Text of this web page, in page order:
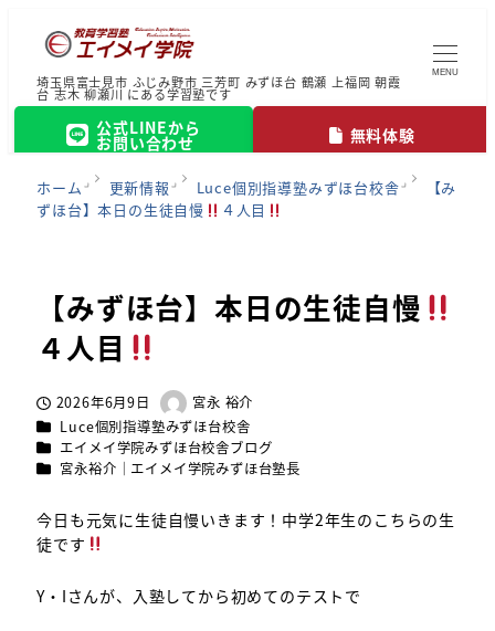
埼玉県富士見市 ふじみ野市 三芳町 みずほ台 鶴瀬 上福岡 朝霞
台 志木 柳瀬川 にある学習塾です
公式LINEから
お問い合わせ 無料体験
MENU
ホーム 更新情報 Luce個別指導塾みずほ台校舎
【み
ずほ台】本日の生徒自慢
４人目
【みずほ台】本日の生徒自慢
４人目
投稿日2026年6月9日
著
者
宮永 裕介
カテゴリー
Luce個別指導塾みずほ台校舎
カテゴリー
エイメイ学院みずほ台校舎ブログ
カテゴリー
宮永裕介｜エイメイ学院みずほ台塾長
今日も元気に生徒自慢いきます！中学2年生のこちらの生
徒です
Y・Iさんが、入塾してから初めてのテストで